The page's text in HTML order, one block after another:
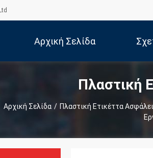
Αρχική Σελίδα
Πλαστική
Αρχική Σελίδα / Πλαστική Ετικέττα